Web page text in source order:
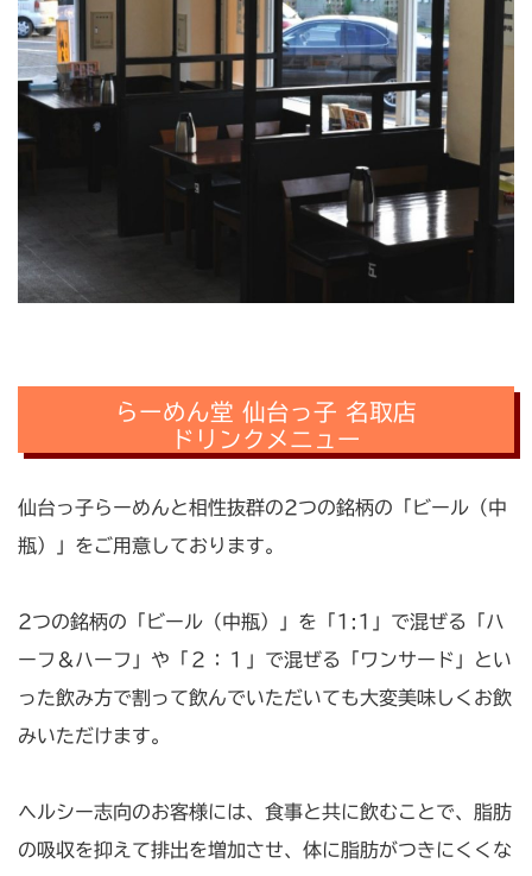
らーめん堂 仙台っ子 名取店
ドリンクメニュー
仙台っ子らーめんと相性抜群の2つの銘柄の「ビール（中
瓶）」をご用意しております。
2つの銘柄の「ビール（中瓶）」を「1:1」で混ぜる「ハ
ーフ＆ハーフ」や「２：１」で混ぜる「ワンサード」とい
った飲み方で割って飲んでいただいても大変美味しくお飲
みいただけます。
ヘルシー志向のお客様には、食事と共に飲むことで、脂肪
の吸収を抑えて排出を増加させ、体に脂肪がつきにくくな